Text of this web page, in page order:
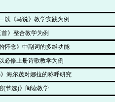
《马说》教学实践为例
》整合教学为例
怀念》中副词的多维功能
修上册诗歌教学为例
海尔茂对娜拉的称呼研究
节选)》阅读教学